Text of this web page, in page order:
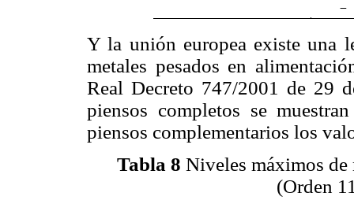
Y la unión europea existe una
metales pesados en
Real Decreto 747/2001 de 29
piensos completos se
piensos complementarios los
Tabla 8 Niveles máximos de
(Orden